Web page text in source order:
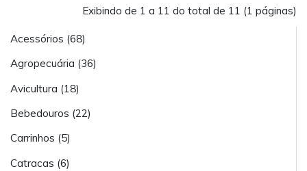
Exibindo de 1 a 11 do total de 11 (1 páginas)
Acessórios (68)
Agropecuária (36)
Avicultura (18)
Bebedouros (22)
Carrinhos (5)
Catracas (6)